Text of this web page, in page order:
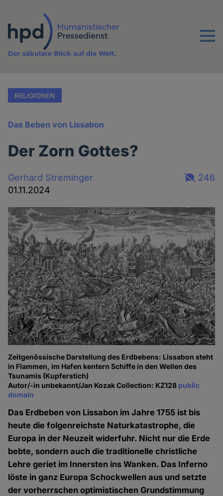
Inhalt
Menu
Der säkulare Blick auf die Welt.
RELIGIONEN
Das Beben von Lissabon
Der Zorn Gottes?
Gerhard Streminger
01.11.2024
246
Zeitgenössische Darstellung des Erdbebens: Lissabon steht
in Flammen, im Hafen kentern Schiffe in den Wellen des
Tsunamis (Kupferstich)
Autor/-in unbekannt/Jan Kozak Collection: KZ128 public
domain
Das Erdbeben von Lissabon im Jahre 1755 ist bis
heute die folgenreichste Naturkatastrophe, die
Europa in der Neuzeit widerfuhr. Nicht nur die Erde
bebte, sondern auch die traditionelle christliche
Lehre geriet im Innersten ins Wanken. Das Inferno
löste in ganz Europa Schockwellen aus und setzte
der vorherrschen optimistischen Grundstimmung